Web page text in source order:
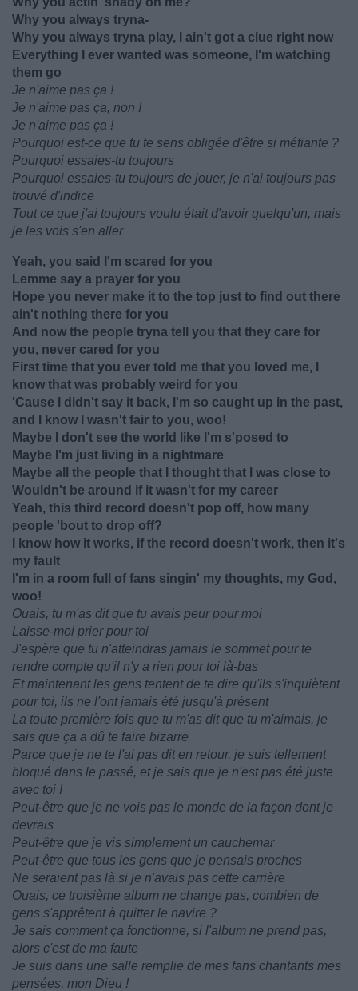
Why you always tryna-
Why you always tryna play, I ain't got a clue right now
Everything I ever wanted was someone, I'm watching
them go
Je n'aime pas ça !
Je n'aime pas ça, non !
Je n'aime pas ça !
Pourquoi est-ce que tu te sens obligée d'être si méfiante ?
Pourquoi essaies-tu toujours
Pourquoi essaies-tu toujours de jouer, je n'ai toujours pas
trouvé d'indice
Tout ce que j'ai toujours voulu était d'avoir quelqu'un, mais
je les vois s'en aller
Yeah, you said I'm scared for you
Lemme say a prayer for you
Hope you never make it to the top just to find out there
ain't nothing there for you
And now the people tryna tell you that they care for
you, never cared for you
First time that you ever told me that you loved me, I
know that was probably weird for you
'Cause I didn't say it back, I'm so caught up in the past,
and I know I wasn't fair to you, woo!
Maybe I don't see the world like I'm s'posed to
Maybe I'm just living in a nightmare
Maybe all the people that I thought that I was close to
Wouldn't be around if it wasn't for my career
Yeah, this third record doesn't pop off, how many
people 'bout to drop off?
I know how it works, if the record doesn't work, then it's
my fault
I'm in a room full of fans singin' my thoughts, my God,
woo!
Ouais, tu m'as dit que tu avais peur pour moi
Laisse-moi prier pour toi
J'espère que tu n'atteindras jamais le sommet pour te
rendre compte qu'il n'y a rien pour toi là-bas
Et maintenant les gens tentent de te dire qu'ils s'inquiètent
pour toi, ils ne l'ont jamais été jusqu'à présent
La toute première fois que tu m'as dit que tu m'aimais, je
sais que ça a dû te faire bizarre
Parce que je ne te l'ai pas dit en retour, je suis tellement
bloqué dans le passé, et je sais que je n'est pas été juste
avec toi !
Peut-être que je ne vois pas le monde de la façon dont je
devrais
Peut-être que je vis simplement un cauchemar
Peut-être que tous les gens que je pensais proches
Ne seraient pas là si je n'avais pas cette carrière
Ouais, ce troisième album ne change pas, combien de
gens s'apprêtent à quitter le navire ?
Je sais comment ça fonctionne, si l'album ne prend pas,
alors c'est de ma faute
Je suis dans une salle remplie de mes fans chantants mes
pensées, mon Dieu !